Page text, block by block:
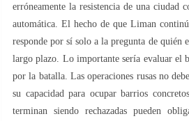
erróneamente la resistencia de una ciudad
automática. El hecho de que Liman
responde por sí solo a la pregunta de quién
largo plazo. Lo importante sería evaluar el
por la batalla. Las operaciones rusas no
su capacidad para ocupar barrios
terminan siendo rechazadas pueden